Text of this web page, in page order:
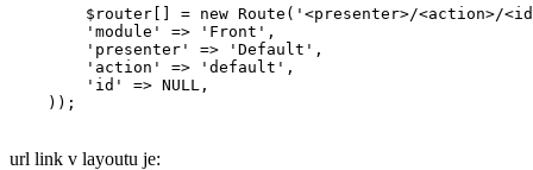
        'module' => 'Front',
        'presenter' => 'Default',
        'action' => 'default',
        'id' => NULL,
    ));
url link v layoutu je: